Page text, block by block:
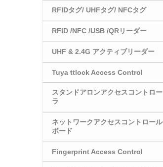
RFIDタグ/ UHFタグ/ NFCタグ
RFID /NFC /USB /QRリーダー
UHF & 2.4G アクティブリーダー
Tuya ttlock Access Control
スタンドアロンアクセスコントロー
ラ
ネットワークアクセスコントロール
ボード
Fingerprint Access Control